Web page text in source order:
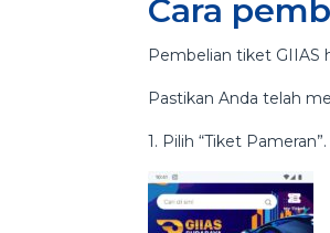
Cara
Pembelian tiket GIIAS
Pastikan Anda telah
1. Pilih “Tiket Pameran”.